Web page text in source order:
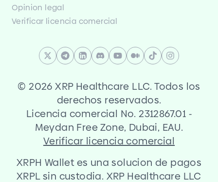
Opinion legal
Verificar licencia comercial
© 2026 XRP Healthcare LLC. Todos los
derechos reservados.
Licencia comercial No. 2312867.01 -
Meydan Free Zone, Dubai, EAU.
Verificar licencia comercial
XRPH Wallet es una solucion de pagos
XRPL sin custodia. XRP Healthcare LLC